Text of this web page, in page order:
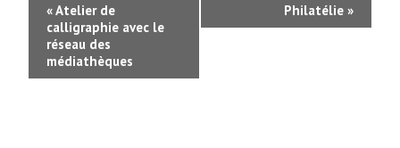
«Atelier de
calligraphie avec le
réseau des
médiathèques
Philatélie »